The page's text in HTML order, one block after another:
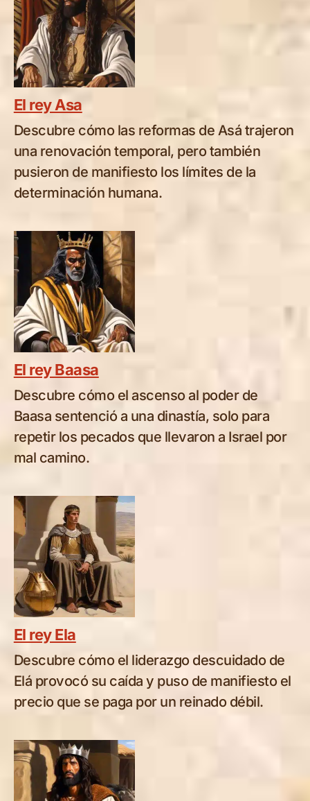
El rey Asa
Descubre cómo las reformas de Asá trajeron
una renovación temporal, pero también
pusieron de manifiesto los límites de la
determinación humana.
El rey Baasa
Descubre cómo el ascenso al poder de
Baasa sentenció a una dinastía, solo para
repetir los pecados que llevaron a Israel por
mal camino.
El rey Ela
Descubre cómo el liderazgo descuidado de
Elá provocó su caída y puso de manifiesto el
precio que se paga por un reinado débil.